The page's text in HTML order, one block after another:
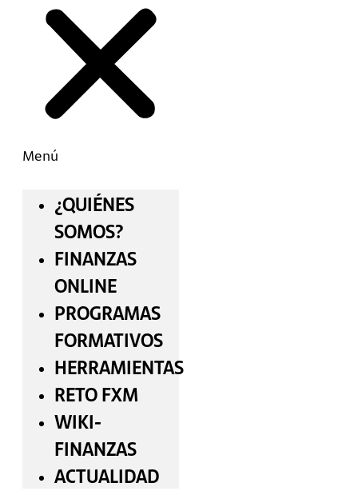
Menú
¿QUIÉNES
SOMOS?
FINANZAS
ONLINE
PROGRAMAS
FORMATIVOS
HERRAMIENTAS
RETO FXM
WIKI-
FINANZAS
ACTUALIDAD